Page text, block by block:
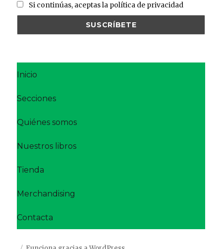
Si continúas, aceptas la política de privacidad
Inicio
Secciones
Quiénes somos
Nuestros libros
Tienda
Merchandising
Contacta